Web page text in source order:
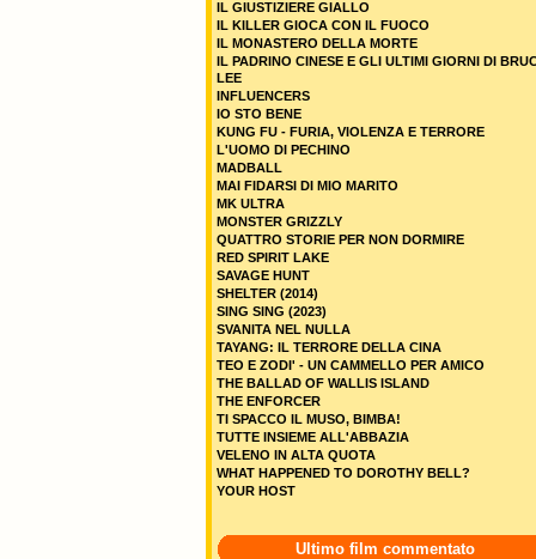
IL GIUSTIZIERE GIALLO
IL KILLER GIOCA CON IL FUOCO
IL MONASTERO DELLA MORTE
IL PADRINO CINESE E GLI ULTIMI GIORNI DI
LEE
INFLUENCERS
IO STO BENE
KUNG FU - FURIA, VIOLENZA E TERRORE
L'UOMO DI PECHINO
MADBALL
MAI FIDARSI DI MIO MARITO
MK ULTRA
MONSTER GRIZZLY
QUATTRO STORIE PER NON DORMIRE
RED SPIRIT LAKE
SAVAGE HUNT
SHELTER (2014)
SING SING (2023)
SVANITA NEL NULLA
TAYANG: IL TERRORE DELLA CINA
TEO E ZODI' - UN CAMMELLO PER AMICO
THE BALLAD OF WALLIS ISLAND
THE ENFORCER
TI SPACCO IL MUSO, BIMBA!
TUTTE INSIEME ALL'ABBAZIA
VELENO IN ALTA QUOTA
WHAT HAPPENED TO DOROTHY BELL?
YOUR HOST
Ultimo film commentato